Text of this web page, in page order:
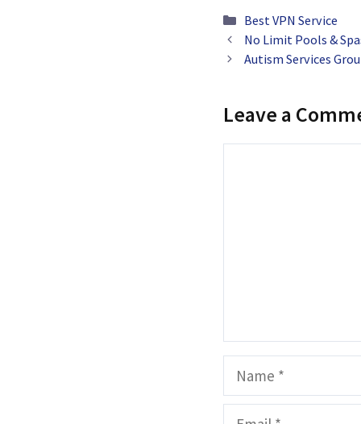
Categories
Best VPN Service
No Limit Pools &
Autism Services
Leave a
Name
Email